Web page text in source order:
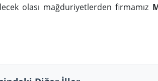
olası mağduriyetlerden firmamız